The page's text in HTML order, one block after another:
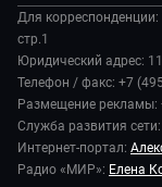
Происшествия
В содружестве
В мире
Наука и технологии
Здоровье и
Спорт
Дела судебные
Диктор делает
Игра в кино
Игра в кино.
Исторический
Миллион за 5 минут
История
Руководство
Новости компании
Пресса о нас
Карьера
Реклама
Для
стр.1
Юридический адрес:
Телефон / факс: +7
Размещение рекламы:
Служба развития
Интернет-портал:
Радио «МИР»: Елена